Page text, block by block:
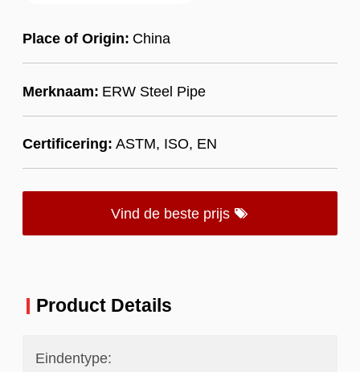
Place of Origin: China
Merknaam: ERW Steel Pipe
Certificering: ASTM, ISO, EN
Vind de beste prijs
Product Details
Eindentype: